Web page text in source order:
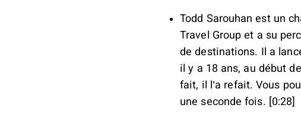
Todd Sarouhan est un
Travel Group et a su
de destinations. Il a
il y a 18 ans, au début
fait, il l’a refait. Vous
une seconde fois. [0:28]